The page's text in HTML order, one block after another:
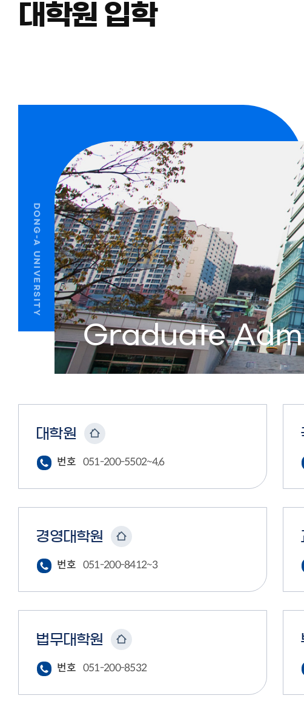
대학원 입학
Graduate
대학원
번호 051-200-5502~4,6
경영대학원
번호 051-200-8412~3
법무대학원
번호 051-200-8532